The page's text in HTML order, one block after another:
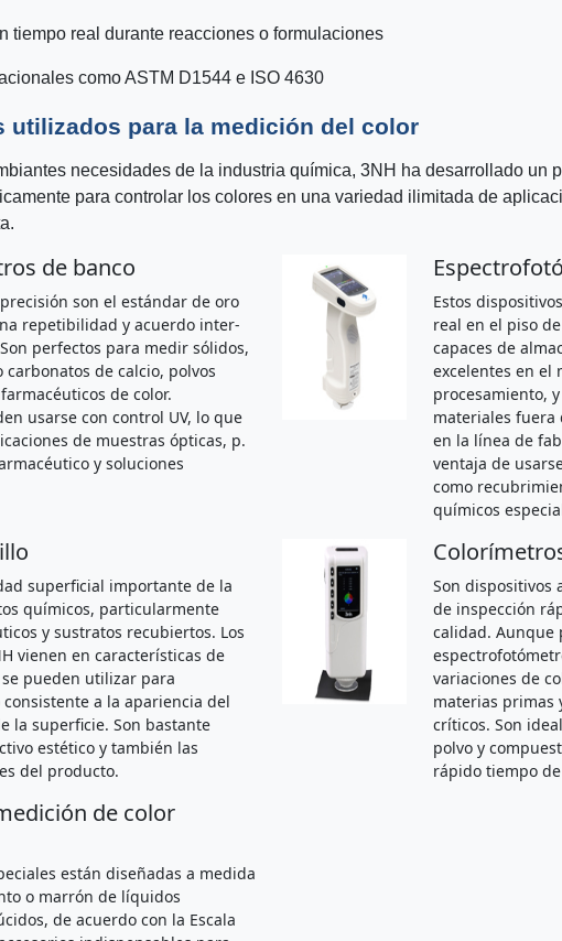
tiempo real durante reacciones o formulaciones
como ASTM D1544 e ISO 4630
utilizados para la medición del color
necesidades de la industria química, 3NH ha desarrollado un
para controlar los colores en una variedad ilimitada de
de banco
son el estándar de oro
repetibilidad y acuerdo inter-
perfectos para medir sólidos,
de calcio, polvos
de color.
usarse con control UV, lo que
de muestras ópticas, p.
y soluciones
Estos
real en el piso
capaces de
excelentes en el
procesamiento,
materiales fuera
en la línea de
ventaja de
como
químicos
superficial importante de la
químicos, particularmente
y sustratos recubiertos. Los
vienen en características de
pueden utilizar para
a la apariencia del
la superficie. Son bastante
estético y también las
del producto.
Son dispositivos
de inspección
calidad. Aunque
variaciones de
materias primas
críticos. Son
polvo y
rápido tiempo
de color
están diseñadas a medida
o marrón de líquidos
de acuerdo con la Escala